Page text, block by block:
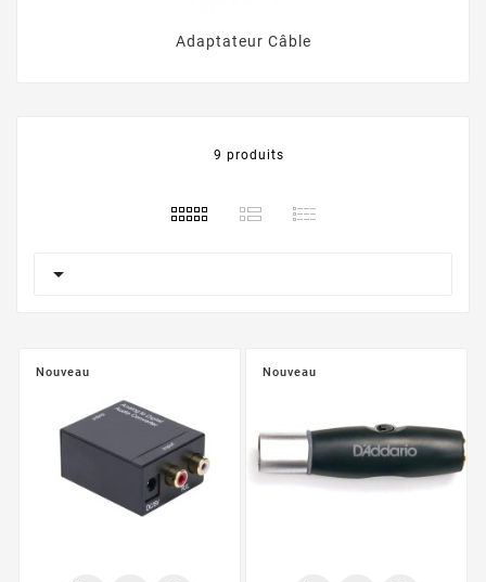
Adaptateur Câble
9 produits

Nouveau Nouveau